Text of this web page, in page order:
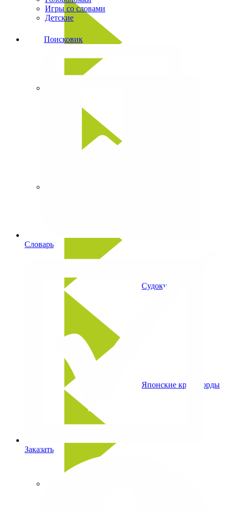
Игры со словами
Детские
Поисковик
Словарь
Заказать
Судоку
Японские кроссворды